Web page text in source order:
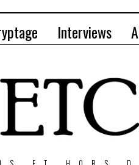
Interviews